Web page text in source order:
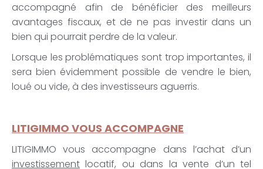
accompagné afin de bénéficier des meilleurs
avantages fiscaux, et de ne pas investir dans un
bien qui pourrait perdre de la valeur.
Lorsque les problématiques sont trop importantes, il
sera bien évidemment possible de vendre le bien,
loué ou vide, à des investisseurs aguerris.
LITIGIMMO VOUS ACCOMPAGNE
LITIGIMMO vous accompagne dans l’achat d’un
investissement locatif, ou dans la vente d’un tel